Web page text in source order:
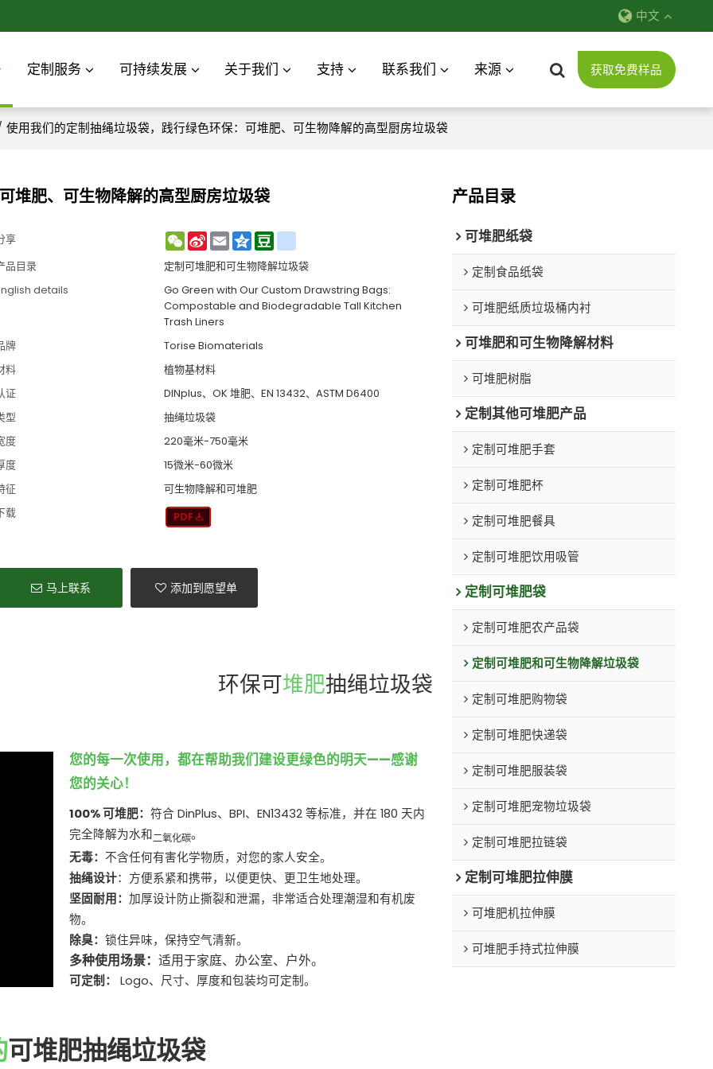
中文
定制服务 可持续发展 关于我们 支持 联系我们 来源 获取免费样品
使用我们的定制抽绳垃圾袋，践行绿色环保：可堆肥、可生物降解的高型厨房垃圾袋
堆肥、可生物降解的高型厨房垃圾袋
享 WeChat
Sina
Weibo
EmailQzoneDouban
品目录
定制可堆肥和可生物降解垃圾袋
details
Go Green with Our Custom Drawstring Bags:
Compostable and Biodegradable Tall Kitchen
Trash Liners
牌
Torise Biomaterials
料
植物基材料
证
DINplus、OK 堆肥、EN 13432、ASTM D6400
型
抽绳垃圾袋
度
220毫米-750毫米
度
15微米-60微米
征
可生物降解和可堆肥
载
马上联系 添加到愿望单
环保可堆肥抽绳垃圾袋
您的每一次使用，都在帮助我们建设更绿色的明天——感谢
您的关心！
100% 可堆肥： 符合 DinPlus、BPI、EN13432 等标准，并在 180 天内
完全降解为水和二氧化碳。
无毒： 不含任何有害化学物质，对您的家人安全。
抽绳设计：方便系紧和携带，以便更快、更卫生地处理。
坚固耐用： 加厚设计防止撕裂和泄漏，非常适合处理潮湿和有机废
物。
除臭： 锁住异味，保持空气清新。
多种使用场景： 适用于家庭、办公室、户外。
可定制： Logo、尺寸、厚度和包装均可定制。
可堆肥抽绳垃圾袋
产品目录
可堆肥纸袋
定制食品纸袋
可堆肥纸质垃圾桶内衬
可堆肥和可生物降解材料
可堆肥树脂
定制其他可堆肥产品
定制可堆肥手套
定制可堆肥杯
定制可堆肥餐具
定制可堆肥饮用吸管
定制可堆肥袋
定制可堆肥农产品袋
定制可堆肥和可生物降解垃圾袋
定制可堆肥购物袋
定制可堆肥快递袋
定制可堆肥服装袋
定制可堆肥宠物垃圾袋
定制可堆肥拉链袋
定制可堆肥拉伸膜
可堆肥机拉伸膜
可堆肥手持式拉伸膜